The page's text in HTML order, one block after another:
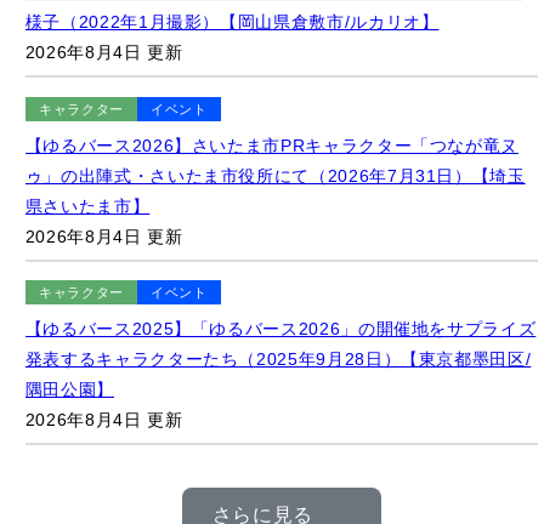
キャラクター イベント
【ゆるバース2026】さいたま市PRキャラクター「つなが竜ヌ
ゥ」の出陣式・さいたま市役所にて（2026年7月31日）【埼玉
県さいたま市】
2026年8月4日 更新
キャラクター
【ゆるバース2025】「ゆるバース2026」の開催地をサプライズ
発表するキャラクターたち（2025年9月28日）【東京都墨田区/
隅田公園】
2026年8月4日 更新